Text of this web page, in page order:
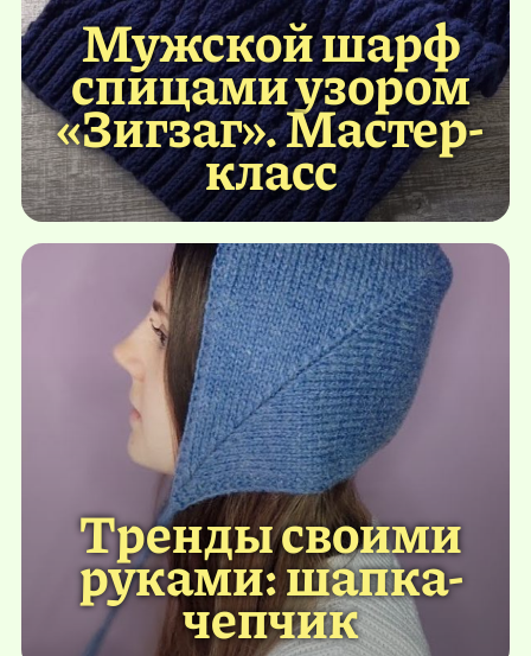
Мужской шарф
спицами узором
«Зигзаг». Мастер-
класс
Тренды своими
руками: шапка-
чепчик